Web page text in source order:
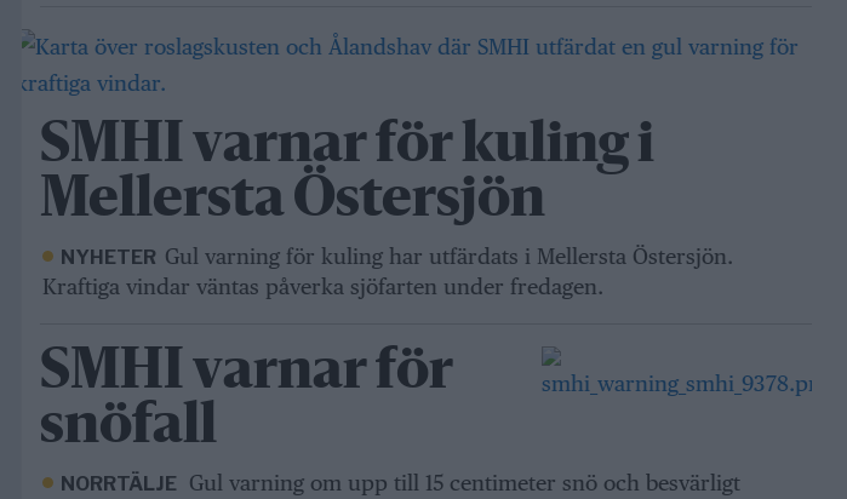
SMHI varnar för kuling i
Mellersta Östersjön
NYHETER Gul varning för kuling har utfärdats i Mellersta Östersjön.
Kraftiga vindar väntas påverka sjöfarten under fredagen.
SMHI varnar för
snöfall
NORRTÄLJE Gul varning om upp till 15 centimeter snö och besvärligt